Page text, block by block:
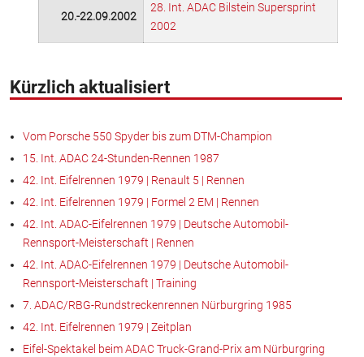
20.-22.09.2002
28. Int. ADAC Bilstein Supersprint
2002
Kürzlich aktualisiert
Vom Porsche 550 Spyder bis zum DTM-Champion
15. Int. ADAC 24-Stunden-Rennen 1987
42. Int. Eifelrennen 1979 | Renault 5 | Rennen
42. Int. Eifelrennen 1979 | Formel 2 EM | Rennen
42. Int. ADAC-Eifelrennen 1979 | Deutsche Automobil-
Rennsport-Meisterschaft | Rennen
42. Int. ADAC-Eifelrennen 1979 | Deutsche Automobil-
Rennsport-Meisterschaft | Training
7. ADAC/RBG-Rundstreckenrennen Nürburgring 1985
42. Int. Eifelrennen 1979 | Zeitplan
Eifel-Spektakel beim ADAC Truck-Grand-Prix am Nürburgring